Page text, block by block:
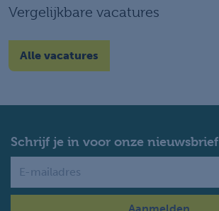
Vergelijkbare vacatures
Alle vacatures
Schrijf je in voor onze nieuwsbrief